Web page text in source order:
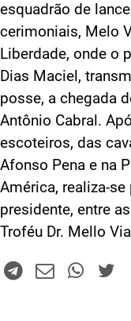
esquadrão de
cerimoniais, Melo
Liberdade, onde o
Dias Maciel,
posse, a chegada
Antônio Cabral.
escoteiros, das
Afonso Pena e na
América, realiza-
presidente, entre
Troféu Dr. Mello